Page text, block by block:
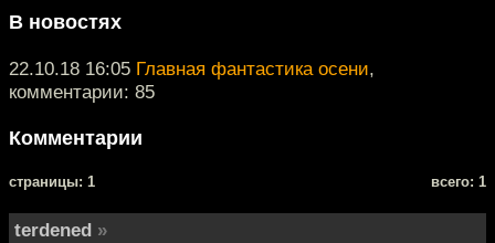
В новостях
22.10.18 16:05 Главная фантастика осени,
комментарии: 85
Комментарии
cтраницы: 1 всего: 1
terdened »